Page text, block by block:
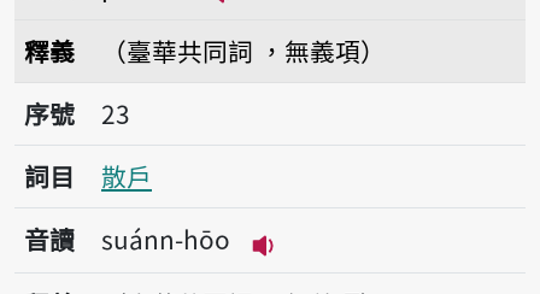
釋義
（臺華共同詞 ，無義項）
序號23散戶
序號
23
詞目
散戶
音讀
suánn-hōo
播放音讀suánn-hōo